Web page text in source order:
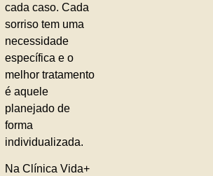
cada caso. Cada
sorriso tem uma
necessidade
específica e o
melhor tratamento
é aquele
planejado de
forma
individualizada.
Na Clínica Vida+